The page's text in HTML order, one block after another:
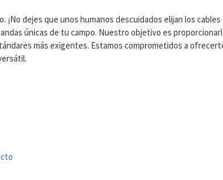
dejes que unos humanos descuidados elijan los
únicas de tu campo. Nuestro objetivo es
más exigentes. Estamos comprometidos a